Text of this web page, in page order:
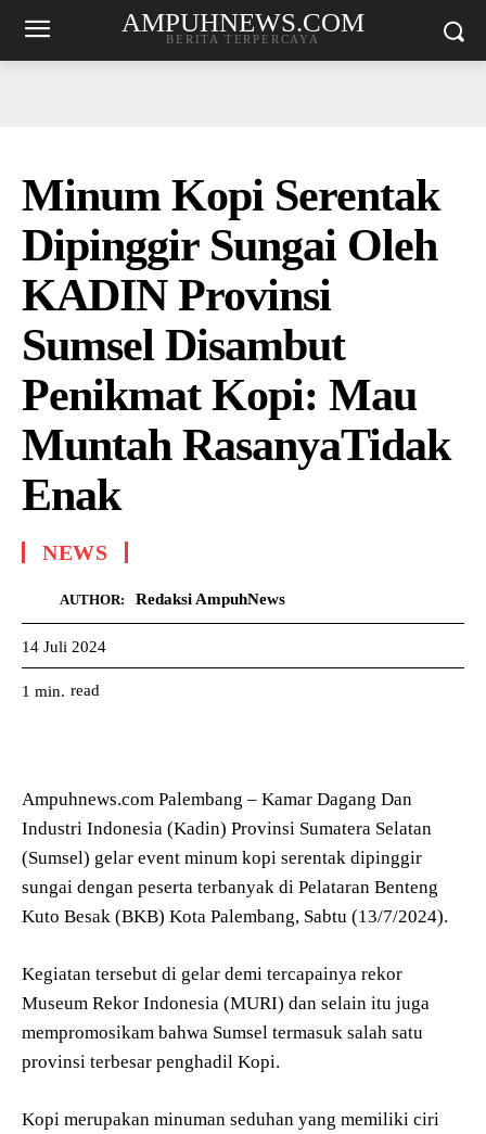
AMPUHNEWS.COM
BERITA TERPERCAYA
Minum Kopi Serentak
Dipinggir Sungai Oleh
KADIN Provinsi
Sumsel Disambut
Penikmat Kopi: Mau
Muntah RasanyaTidak
Enak
NEWS
AUTHOR: Redaksi AmpuhNews
14 Juli 2024
1 min. read
Ampuhnews.com Palembang – Kamar Dagang Dan
Industri Indonesia (Kadin) Provinsi Sumatera Selatan
(Sumsel) gelar event minum kopi serentak dipinggir
sungai dengan peserta terbanyak di Pelataran Benteng
Kuto Besak (BKB) Kota Palembang, Sabtu (13/7/2024).
Kegiatan tersebut di gelar demi tercapainya rekor
Museum Rekor Indonesia (MURI) dan selain itu juga
mempromosikam bahwa Sumsel termasuk salah satu
provinsi terbesar penghadil Kopi.
Kopi merupakan minuman seduhan yang memiliki ciri